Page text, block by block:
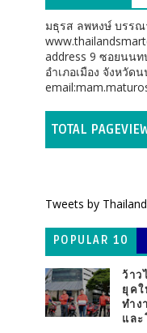
มธุรส ลพหงษ์ บรรณ
address 9 ซอยนน
อำเภอเมือง จังหวัด
TOTAL
Tweets by
POPULAR 10
ว้าว
ยุค
ทำง
แล